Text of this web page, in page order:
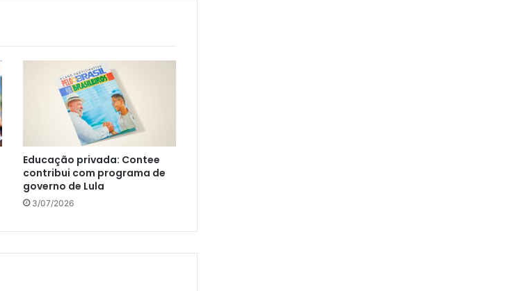
Educação privada: Contee
contribui com programa de
governo de Lula
3/07/2026